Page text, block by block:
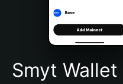
Português (Brasil)
Español (Argentina)
Smyt Wallet